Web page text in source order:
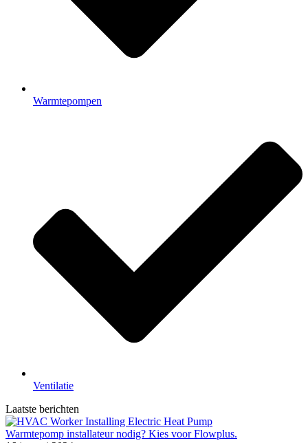
Warmtepompen
Ventilatie
Laatste berichten
Warmtepomp installateur nodig? Kies voor Flowplus.